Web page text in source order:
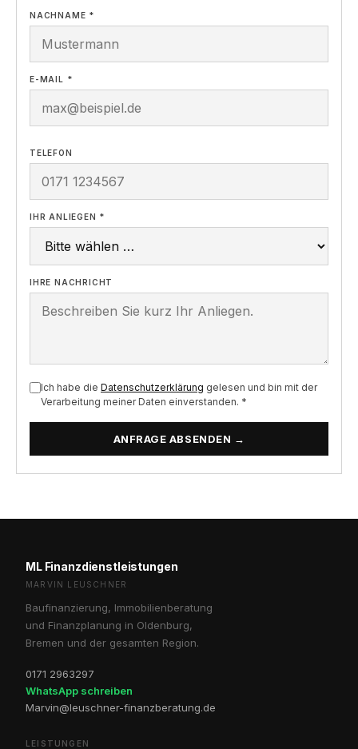
NACHNAME *
E-MAIL *
TELEFON
IHR ANLIEGEN *
IHRE NACHRICHT
Ich habe die Datenschutzerklärung gelesen und bin mit der
Verarbeitung meiner Daten einverstanden. *
ANFRAGE ABSENDEN →
ML Finanzdienstleistungen
MARVIN LEUSCHNER
Baufinanzierung, Immobilienberatung
und Finanzplanung in Oldenburg,
Bremen und der gesamten Region.
0171 2963297
WhatsApp schreiben
Marvin@leuschner-finanzberatung.de
LEISTUNGEN